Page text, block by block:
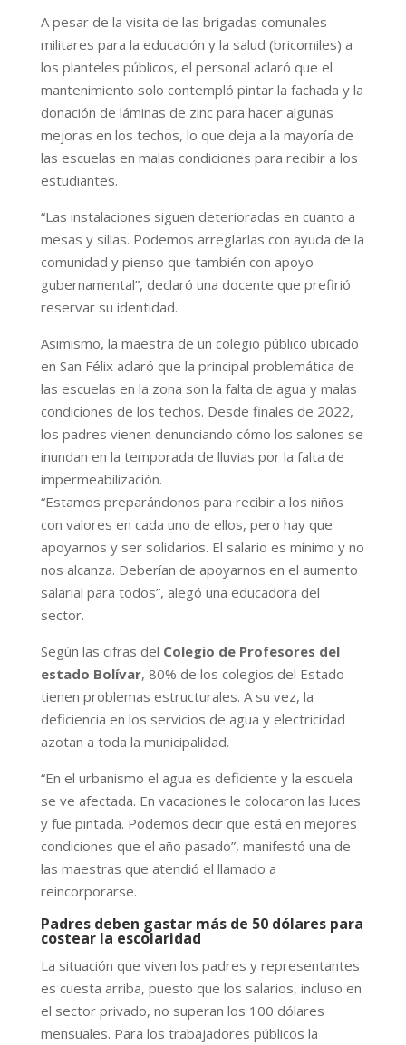
A pesar de la visita de las brigadas comunales
militares para la educación y la salud (bricomiles) a
los planteles públicos, el personal aclaró que el
mantenimiento solo contempló pintar la fachada y la
donación de láminas de zinc para hacer algunas
mejoras en los techos, lo que deja a la mayoría de
las escuelas en malas condiciones para recibir a los
estudiantes.
“Las instalaciones siguen deterioradas en cuanto a
mesas y sillas. Podemos arreglarlas con ayuda de la
comunidad y pienso que también con apoyo
gubernamental”, declaró una docente que prefirió
reservar su identidad.
Asimismo, la maestra de un colegio público ubicado
en San Félix aclaró que la principal problemática de
las escuelas en la zona son la falta de agua y malas
condiciones de los techos. Desde finales de 2022,
los padres vienen denunciando cómo los salones se
inundan en la temporada de lluvias por la falta de
impermeabilización.
“Estamos preparándonos para recibir a los niños
con valores en cada uno de ellos, pero hay que
apoyarnos y ser solidarios. El salario es mínimo y no
nos alcanza. Deberían de apoyarnos en el aumento
salarial para todos”, alegó una educadora del
sector.
Según las cifras del Colegio de Profesores del
estado Bolívar, 80% de los colegios del Estado
tienen problemas estructurales. A su vez, la
deficiencia en los servicios de agua y electricidad
azotan a toda la municipalidad.
“En el urbanismo el agua es deficiente y la escuela
se ve afectada. En vacaciones le colocaron las luces
y fue pintada. Podemos decir que está en mejores
condiciones que el año pasado”, manifestó una de
las maestras que atendió el llamado a
reincorporarse.
Padres deben gastar más de 50 dólares para
costear la escolaridad
La situación que viven los padres y representantes
es cuesta arriba, puesto que los salarios, incluso en
el sector privado, no superan los 100 dólares
mensuales. Para los trabajadores públicos la